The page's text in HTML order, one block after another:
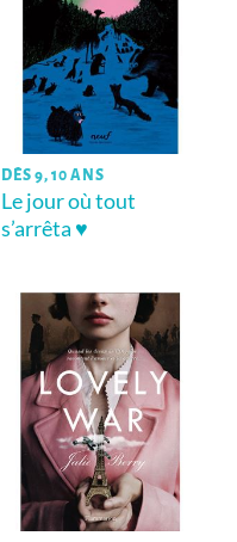
DÈS 9, 10 ANS
Le jour où tout
s’arrêta ♥